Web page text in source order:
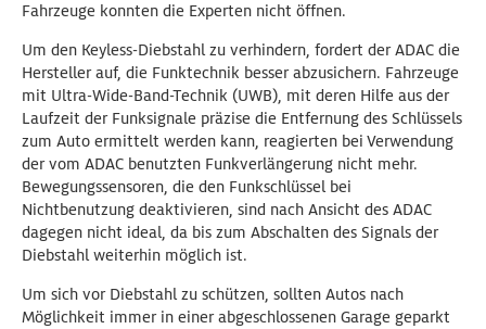
Fahrzeuge konnten die Experten nicht öffnen.
Um den Keyless-Diebstahl zu verhindern, fordert der ADAC die
Hersteller auf, die Funktechnik besser abzusichern. Fahrzeuge
mit Ultra-Wide-Band-Technik (UWB), mit deren Hilfe aus der
Laufzeit der Funksignale präzise die Entfernung des Schlüssels
zum Auto ermittelt werden kann, reagierten bei Verwendung
der vom ADAC benutzten Funkverlängerung nicht mehr.
Bewegungssensoren, die den Funkschlüssel bei
Nichtbenutzung deaktivieren, sind nach Ansicht des ADAC
dagegen nicht ideal, da bis zum Abschalten des Signals der
Diebstahl weiterhin möglich ist.
Um sich vor Diebstahl zu schützen, sollten Autos nach
Möglichkeit immer in einer abgeschlossenen Garage geparkt